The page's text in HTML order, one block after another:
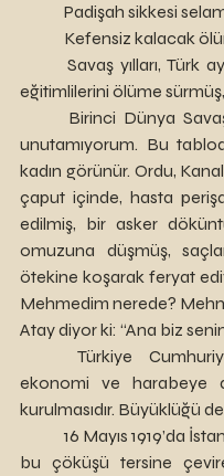
Padişah sikkesi
Kefensiz kalacak
eğitimlilerini ölüme
unutamıyorum. Bu
kadın görünür. Ordu,
çaput içinde, hasta
edilmiş, bir asker
omuzuna düşmüş,
ötekine koşarak feryat
Mehmedim nerede?
Atay diyor ki: “Ana biz
	Türkiye Cumhuriyeti’nin talihsizliği çökmüş bir
ekonomi ve harabeye
kurulmasıdır. Büyüklüğü
bu çöküşü tersine